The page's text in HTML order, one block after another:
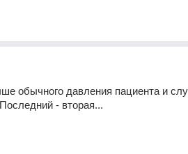
обычного давления пациента и
- вторая...